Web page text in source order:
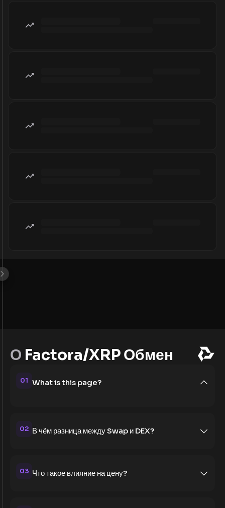
О Factora/XRP Обмен
01 What is this page?
02 В чём разница между Swap и DEX?
03 Что такое влияние на цену?